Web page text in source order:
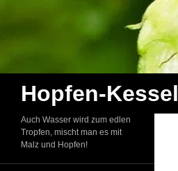
Hopfen-Kessel
Auch Wasser wird zum edlen
Tropfen, mischt man es mit
Malz und Hopfen!